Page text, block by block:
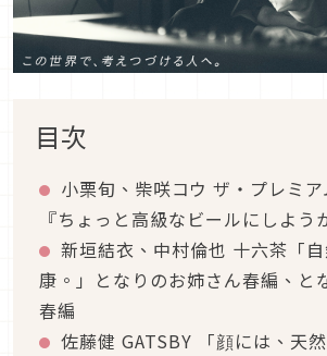
目次
小栗旬、柴咲コウ ザ・プレミ
『ちょっと高級なビールにしよう
新垣結衣、中村倫也 十六茶「
康。」となりのお姉さん春編、と
春編
佐藤健 GATSBY 「顔には、天